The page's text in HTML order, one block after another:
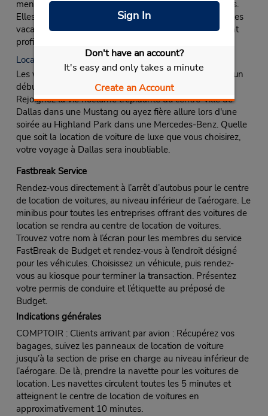
Sign In
Don't have an account?
It's easy and only takes a minute
Create an Account
mensuelles comprennent d'excellentes bonnes affaires.
Elles sont parfaites pour les stagiaires en ville ou pour les
vacanciers qui prolongent leurs vacances qui souhaitent
profiter de toute la série de concerts d'été VisitDallas.
Location de voitures de luxe
Les volants chauffants et les sièges en cuir ne sont qu'un
début avec la location de voitures de luxe de Budget
Rejoignez la vie nocturne trépidante du centre-ville de
Dallas dans une Mustang ou ayez fière allure lors d'une
soirée au Highland Park dans une Mercedes-Benz. Quelle
que soit la location de voiture de luxe que vous choisirez,
votre voyage à Dallas sera inoubliable.
Fastbreak Service
Rendez-vous directement à l’arrêt d’autobus pour le centre
de location de voitures, au niveau inférieur de l’aérogare. Le
minibus pour toutes les entreprises offrant des voitures de
location se rendra au centre de location de voitures.
Trouvez votre nom à l’écran pour les membres du service
FastBreak de Budget et rendez-vous à l’endroit désigné
pour les véhicules. Choisissez un véhicule, puis rendez-
vous au kiosque pour terminer la transaction. Présentez
votre permis de conduire et l’étiquette au préposé de
Budget.
Indications générales
COMPTOIR : Clients arrivant par avion : Récupérez vos
bagages, suivez les panneaux de location de voiture
jusqu’à la section de prise en charge au niveau inférieur de
l’aérogare. De là, prendre la navette pour les voitures de
location. Les navettes circulent toutes les 5 minutes et
atteignent le centre de location de voitures en
approximativement 10 minutes.